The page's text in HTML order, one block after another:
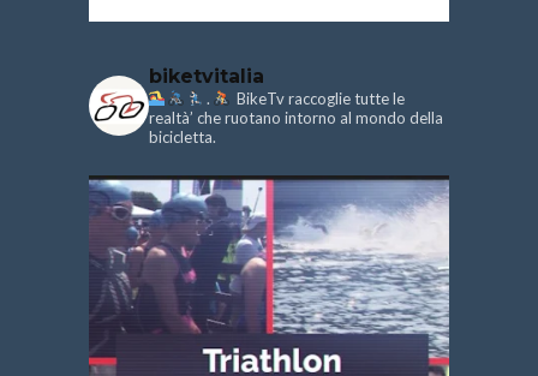
biketvitalia
.
BikeTv raccoglie tutte le
realtà’ che ruotano intorno al mondo della
bicicletta.